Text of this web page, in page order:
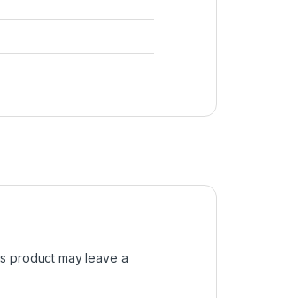
product may leave a